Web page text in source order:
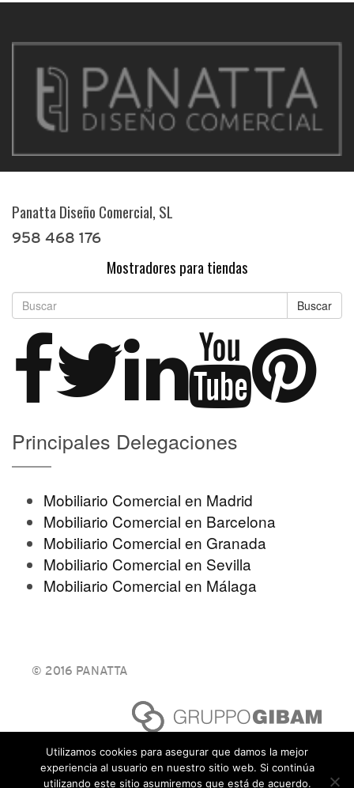
Panatta Diseño Comercial, SL
958 468 176
Mostradores para tiendas
Buscar
Principales Delegaciones
Mobiliario Comercial en Madrid
Mobiliario Comercial en Barcelona
Mobiliario Comercial en Granada
Mobiliario Comercial en Sevilla
Mobiliario Comercial en Málaga
© 2016 PANATTA
Utilizamos cookies para asegurar que damos la mejor
experiencia al usuario en nuestro sitio web. Si continúa
utilizando este sitio asumiremos que está de acuerdo.